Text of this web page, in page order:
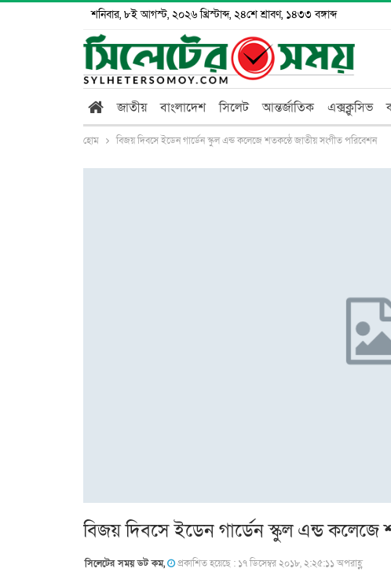
শনিবার, ৮ই আগস্ট, ২০২৬ খ্রিস্টাব্দ, ২৪শে শ্রাবণ, ১৪৩৩ বঙ্গাব্দ
জাতীয় বাংলাদেশ সিলেট আন্তর্জাতিক এক্সক্লুসিভ
হোম বিজয় দিবসে ইডেন গার্ডেন স্কুল এন্ড কলেজে শতকন্ঠে জাতীয় সংগীত পরিবেশন
বিজয় দিবসে ইডেন গার্ডেন স্কুল এন্ড
সিলেটের সময় ডট কম, প্রকাশিত হয়েছে : ১৭ ডিসেম্বর ২০১৮, ২:২৫:১১ অপরাহ্ণ